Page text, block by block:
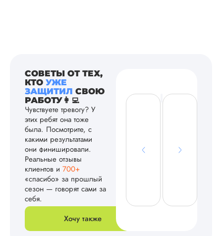
СОВЕТЫ ОТ ТЕХ,
КТО УЖЕ
ЗАЩИТИЛ СВОЮ
РАБОТУ👩‍💻
Чувствуете тревогу? У
этих ребят она тоже
была. Посмотрите, с
какими результатами
они финишировали.
Реальные отзывы
клиентов и 700+
«спасибо» за прошлый
сезон — говорят сами за
себя.
Хочу также